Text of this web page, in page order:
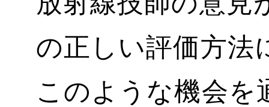
の正しい評価方法
このような機会を